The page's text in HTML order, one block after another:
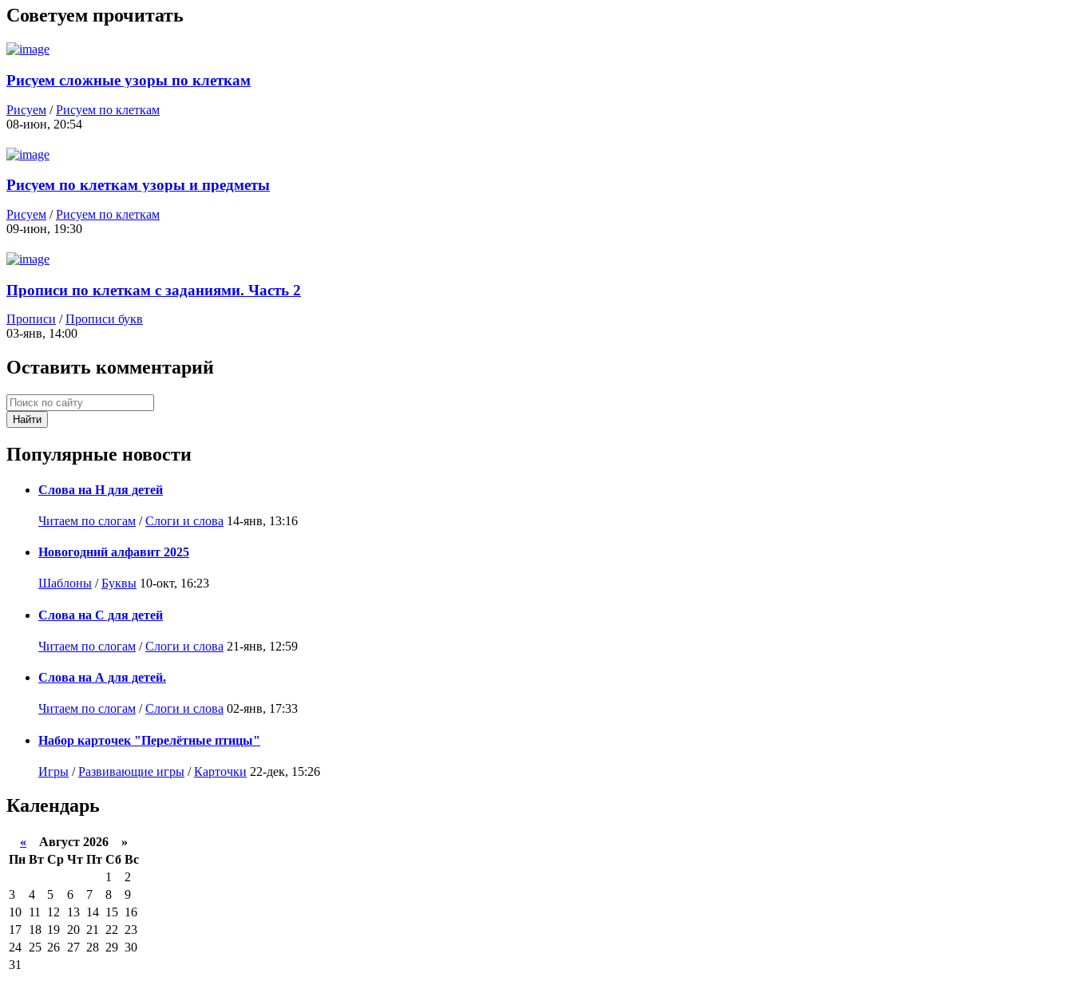
Советуем прочитать
Рисуем сложные узоры по клеткам
Рисуем /Рисуем по клеткам
08-июн, 20:54
Рисуем по клеткам узоры и предметы
Рисуем /Рисуем по клеткам
09-июн, 19:30
Прописи по клеткам с заданиями. Часть 2
Прописи /Прописи букв
03-янв, 14:00
Оставить комментарий
Найти
Популярные новости
Слова на Н для детей
Читаем по слогам /Слоги и слова 14-янв, 13:16
Новогодний алфавит 2025
Шаблоны /Буквы 10-окт, 16:23
Слова на С для детей
Читаем по слогам /Слоги и слова 21-янв, 12:59
Слова на А для детей.
Читаем по слогам /Слоги и слова 02-янв, 17:33
Набор карточек "Перелётные птицы"
Игры /Развивающие игры /Карточки 22-дек, 15:26
Календарь
« Август 2026 »
Пн Вт Ср Чт Пт Сб Вс
1
2
3
4 5 6 7 8
9
10 11 12 13 14 15 16
17 18 19 20 21 22 23
24 25 26 27 28 29 30
31